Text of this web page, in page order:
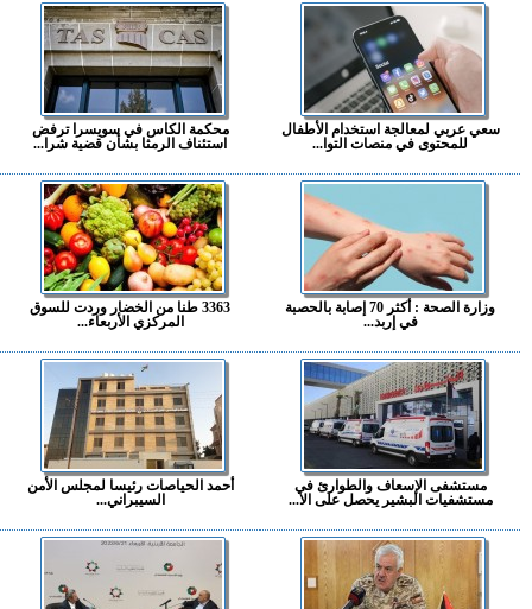
سعي عربي لمعالجة استخدام الأطفال
للمحتوى في منصات التوا...
محكمة الكاس في سويسرا ترفض
استئناف الرمثا بشأن قضية شرا...
وزارة الصحة : أكثر 70 إصابة بالحصبة
في إربد...
3363 طنا من الخضار وردت للسوق
المركزي الأربعاء...
مستشفى الإسعاف والطوارئ في
مستشفيات البشير يحصل على الا...
أحمد الحياصات رئيسا لمجلس الأمن
السيبراني...